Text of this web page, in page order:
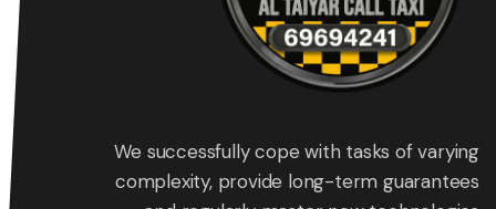
We successfully cope with tasks of varying
complexity, provide long-term guarantees